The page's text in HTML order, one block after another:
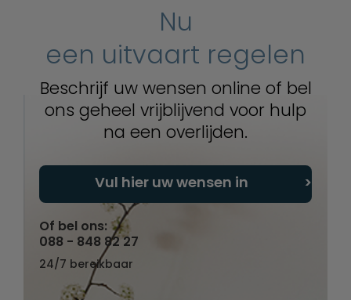
Nu
een uitvaart regelen
Beschrijf uw wensen online of bel
ons geheel vrijblijvend voor hulp
na een overlijden.
Vul hier uw wensen in
Of bel ons:
088 - 848 82 27
24/7 bereikbaar